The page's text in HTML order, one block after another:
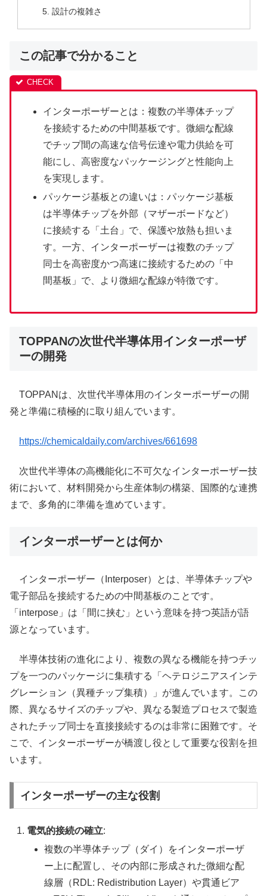
設計の複雑さ
この記事で分かること
インターポーザーとは：複数の半導体チップ
を接続するための中間基板です。微細な配線
でチップ間の高速な信号伝達や電力供給を可
能にし、高密度なパッケージングと性能向上
を実現します。
パッケージ基板との違いは：パッケージ基板
は半導体チップを外部（マザーボードなど）
に接続する「土台」で、保護や放熱も担いま
す。一方、インターポーザーは複数のチップ
同士を高密度かつ高速に接続するための「中
間基板」で、より微細な配線が特徴です。
TOPPANの次世代半導体用インターポーザ
ーの開発
TOPPANは、次世代半導体用のインターポーザーの開
発と準備に積極的に取り組んでいます。
https://chemicaldaily.com/archives/661698
次世代半導体の高機能化に不可欠なインターポーザー技
術において、材料開発から生産体制の構築、国際的な連携
まで、多角的に準備を進めています。
インターポーザーとは何か
インターポーザー（Interposer）とは、半導体チップや
電子部品を接続するための中間基板のことです。
「interpose」は「間に挟む」という意味を持つ英語が語
源となっています。
半導体技術の進化により、複数の異なる機能を持つチッ
プを一つのパッケージに集積する「ヘテロジニアスインテ
グレーション（異種チップ集積）」が進んでいます。この
際、異なるサイズのチップや、異なる製造プロセスで製造
されたチップ同士を直接接続するのは非常に困難です。そ
こで、インターポーザーが橋渡し役として重要な役割を担
います。
インターポーザーの主な役割
電気的接続の確立:
複数の半導体チップ（ダイ）をインターポーザ
ー上に配置し、その内部に形成された微細な配
線層（RDL: Redistribution Layer）や貫通ビア